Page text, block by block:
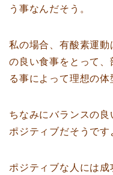
う事なんだそう。
私の場合、有酸素運
の良い食事をとって
る事によって理想の体
ちなみにバランスの
ポジティブだそうです
ポジティブな人には